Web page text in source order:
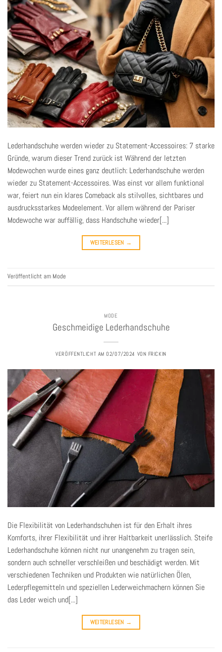
Lederhandschuhe werden wieder zu Statement-Accessoires: 7 starke
Gründe, warum dieser Trend zurück ist Während der letzten
Modewochen wurde eines ganz deutlich: Lederhandschuhe werden
wieder zu Statement-Accessoires. Was einst vor allem funktional
war, feiert nun ein klares Comeback als stilvolles, sichtbares und
ausdrucksstarkes Modeelement. Vor allem während der Pariser
Modewoche war auffällig, dass Handschuhe wieder[...]
WEITERLESEN →
Veröffentlicht am Mode
MODE
Geschmeidige Lederhandschuhe
VERÖFFENTLICHT AM02/07/2024 VON FRICKIN
Die Flexibilität von Lederhandschuhen ist für den Erhalt ihres
Komforts, ihrer Flexibilität und ihrer Haltbarkeit unerlässlich. Steife
Lederhandschuhe können nicht nur unangenehm zu tragen sein,
sondern auch schneller verschleißen und beschädigt werden. Mit
verschiedenen Techniken und Produkten wie natürlichen Ölen,
Lederpflegemitteln und speziellen Lederweichmachern können Sie
das Leder weich und[...]
WEITERLESEN →